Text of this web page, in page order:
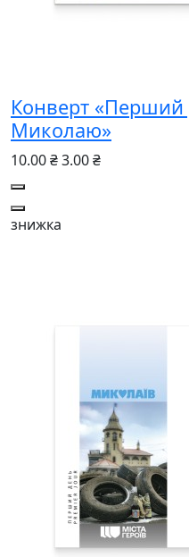
Конверт «Перший
Миколаю»
10.00 ₴3.00 ₴
знижка